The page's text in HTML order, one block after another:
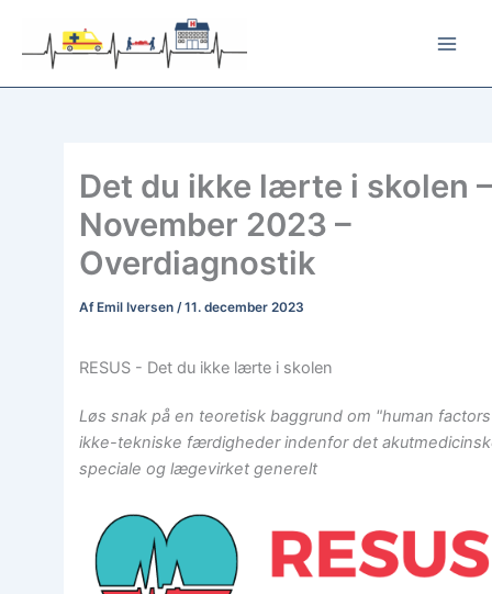
indholdet
Det du ikke lærte i skolen
November 2023 –
Overdiagnostik
AfEmil Iversen/11. december 2023
RESUS - Det du ikke lærte i skolen
Løs snak på en teoretisk baggrund om "human
ikke-tekniske færdigheder indenfor det
speciale og lægevirket generelt